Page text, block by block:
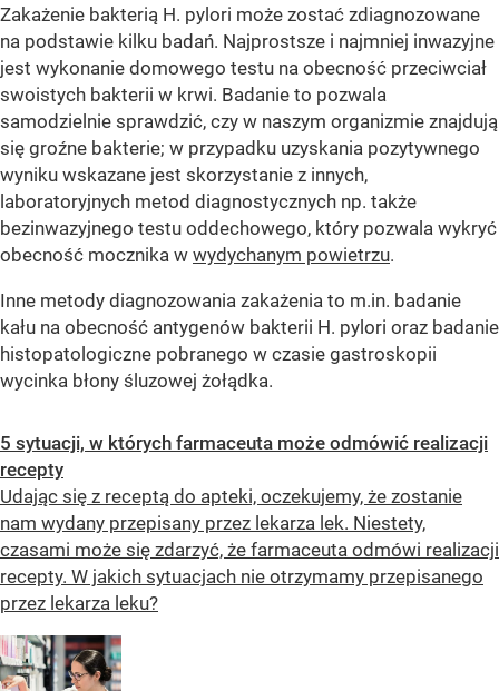
Zakażenie bakterią H. pylori może zostać zdiagnozowane
na podstawie kilku badań. Najprostsze i najmniej inwazyjne
jest wykonanie domowego testu na obecność przeciwciał
swoistych bakterii w krwi. Badanie to pozwala
samodzielnie sprawdzić, czy w naszym organizmie znajdują
się groźne bakterie; w przypadku uzyskania pozytywnego
wyniku wskazane jest skorzystanie z innych,
laboratoryjnych metod diagnostycznych np. także
bezinwazyjnego testu oddechowego, który pozwala wykryć
obecność mocznika w wydychanym powietrzu.
Inne metody diagnozowania zakażenia to m.in. badanie
kału na obecność antygenów bakterii H. pylori oraz badanie
histopatologiczne pobranego w czasie gastroskopii
wycinka błony śluzowej żołądka.
5 sytuacji, w których farmaceuta może odmówić realizacji
recepty
Udając się z receptą do apteki, oczekujemy, że zostanie
nam wydany przepisany przez lekarza lek. Niestety,
czasami może się zdarzyć, że farmaceuta odmówi realizacji
recepty. W jakich sytuacjach nie otrzymamy przepisanego
przez lekarza leku?